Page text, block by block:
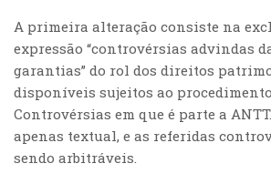
A primeira alteração consiste na
expressão “controvérsias advindas
garantias” do rol dos direitos
disponíveis sujeitos ao
Controvérsias em que é parte a
apenas textual, e as referidas
sendo arbitráveis.